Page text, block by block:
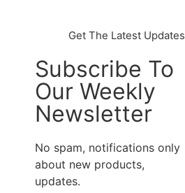
Get The Latest Updates
Subscribe To
Our Weekly
Newsletter
No spam, notifications only
about new products,
updates.